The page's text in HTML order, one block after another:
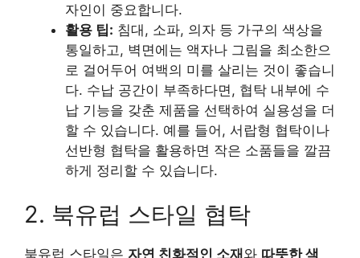
자인이 중요합니다.
활용 팁: 침대, 소파, 의자 등 가구의 색상을
통일하고, 벽면에는 액자나 그림을 최소한으
로 걸어두어 여백의 미를 살리는 것이 좋습니
다. 수납 공간이 부족하다면, 협탁 내부에 수
납 기능을 갖춘 제품을 선택하여 실용성을 더
할 수 있습니다. 예를 들어, 서랍형 협탁이나
선반형 협탁을 활용하면 작은 소품들을 깔끔
하게 정리할 수 있습니다.
2. 북유럽 스타일 협탁
북유럽 스타일은 자연 친화적인 소재 와 따뜻한 색